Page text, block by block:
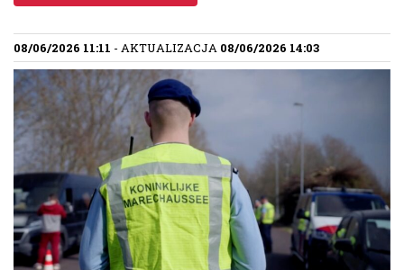
08/06/2026 11:11 - AKTUALIZACJA 08/06/2026 14:03